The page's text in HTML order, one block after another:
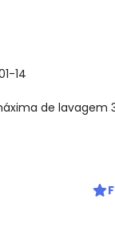
14
de lavagem